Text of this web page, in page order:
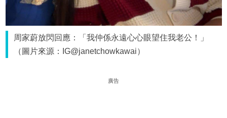
周家蔚放閃回應：「我仲係永遠心心眼望住我老公！」
（圖片來源：IG@janetchowkawai）
廣告